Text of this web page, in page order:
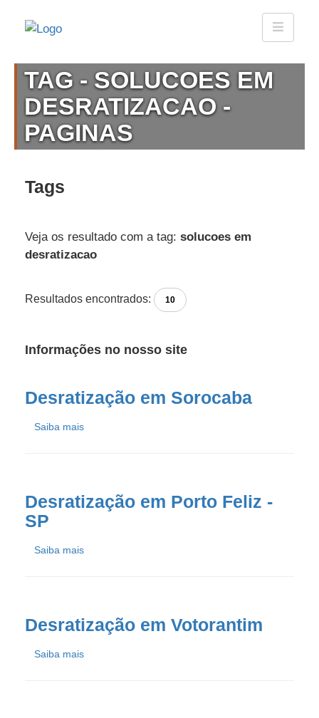
TAG - SOLUCOES EM
DESRATIZACAO -
PAGINAS
Tags
Veja os resultado com a tag: solucoes em
desratizacao
Resultados encontrados: 10
Informações no nosso site
Desratização em Sorocaba
Saiba mais
Desratização em Porto Feliz -
SP
Saiba mais
Desratização em Votorantim
Saiba mais